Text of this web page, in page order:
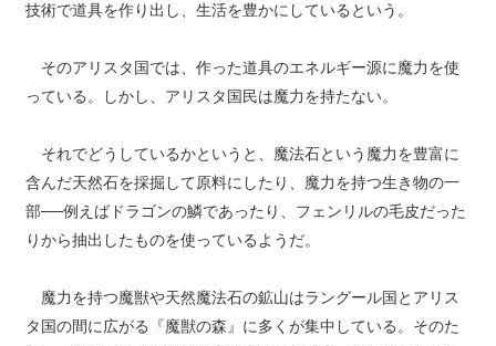
技術で道具を作り出し、生活を豊かにしているという。
そのアリスタ国では、作った道具のエネルギー源に魔力を使
っている。しかし、アリスタ国民は魔力を持たない。
それでどうしているかというと、魔法石という魔力を豊富に
含んだ天然石を採掘して原料にしたり、魔力を持つ生き物の一
部──例えばドラゴンの鱗であったり、フェンリルの毛皮だった
りから抽出したものを使っているようだ。
魔力を持つ魔獣や天然魔法石の鉱山はラングール国とアリス
タ国の間に広がる『魔獣の森』に多くが集中している。そのた